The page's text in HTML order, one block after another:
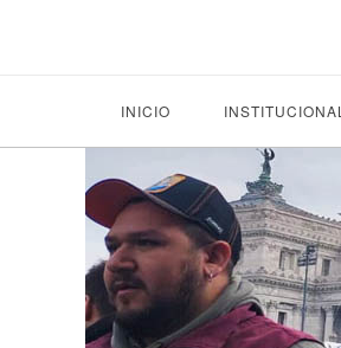
INICIO INSTITUCIONAL